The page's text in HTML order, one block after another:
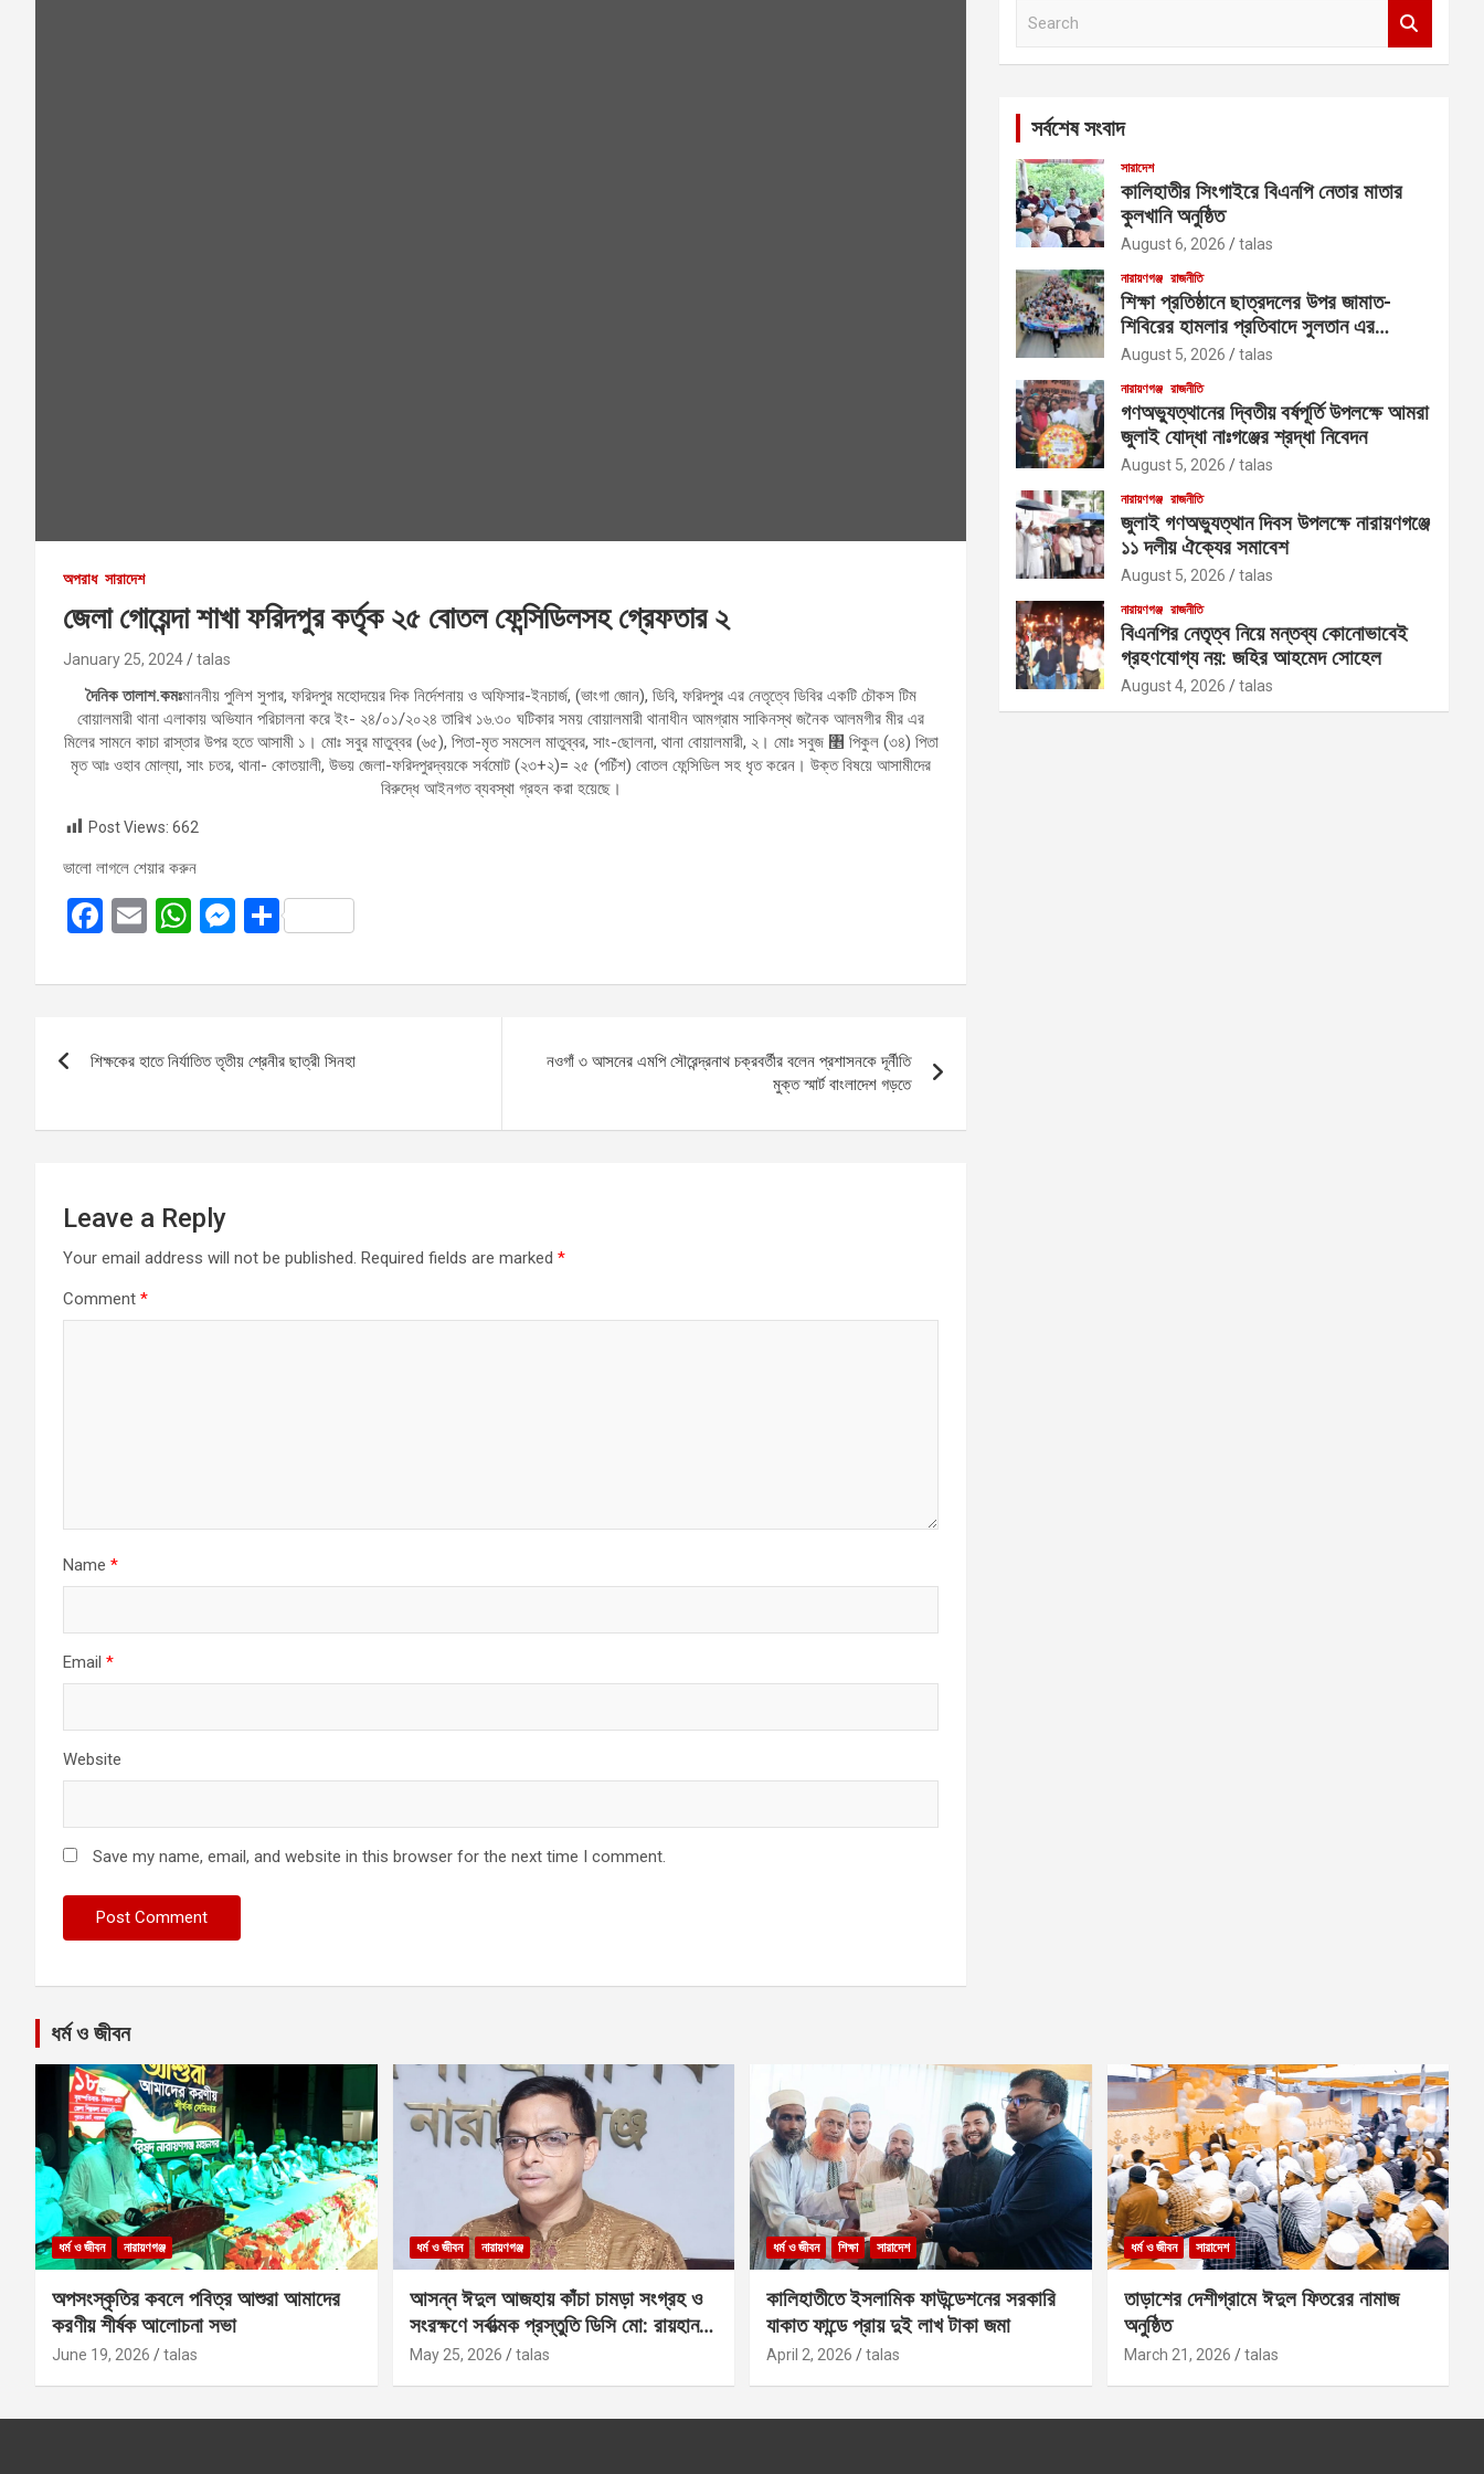
অপরাধ সারাদেশ
জেলা গোয়েন্দা শাখা ফরিদপুর কর্তৃক ২৫ বোতল ফেন্সিডিলসহ গ্রেফতার ২
January 25, 2024 talas
দৈনিক তালাশ.কমঃমাননীয় পুলিশ সুপার, ফরিদপুর মহোদয়ের দিক নির্দেশনায় ও অফিসার-ইনচার্জ, (ভাংগা জোন), ডিবি, ফরিদপুর এর নেতৃত্বে ডিবির একটি চৌকস টিম
বোয়ালমারী থানা এলাকায় অভিযান পরিচালনা করে ইং- ২৪/০১/২০২৪ তারিখ ১৬.৩০ ঘটিকার সময় বোয়ালমারী থানাধীন আমগ্রাম সাকিনস্থ জনৈক আলমগীর মীর এর
মিলের সামনে কাচা রাস্তার উপর হতে আসামী ১। মোঃ সবুর মাতুব্বর (৬৫), পিতা-মৃত সমসেল মাতুব্বর, সাং-ছোলনা, থানা বোয়ালমারী, ২। মোঃ সবুজ ৥ পিকুল (৩৪) পিতা
মৃত আঃ ওহাব মোল্যা, সাং চতর, থানা- কোতয়ালী, উভয় জেলা-ফরিদপুরদ্বয়কে সর্বমোট (২৩+২)= ২৫ (পচিঁশ) বোতল ফেন্সিডিল সহ ধৃত করেন। উক্ত বিষয়ে আসামীদের
বিরুদ্ধে আইনগত ব্যবস্থা গ্রহন করা হয়েছে।
Post Views: 662
ভালো লাগলে শেয়ার করুন
F
ce
o
k
E
ail
W
at
A
p
M
se
g
S
ar
navigation
শিক্ষকের হাতে নির্যাতিত তৃতীয় শ্রেনীর ছাত্রী সিনহা
নওগাঁ ৩ আসনের এমপি সৌরেন্দ্রনাথ চক্রবর্তীর বলেন প্রশাসনকে দূর্নীতি
মুক্ত স্মার্ট বাংলাদেশ গড়তে
Leave a Reply
Your email address will not be published. Required fields are marked *
Comment *
Name *
Email *
Website
Save my name, email, and website in this browser for the next time I comment.
সর্বশেষ সংবাদ
সারাদেশ
কালিহাতীর সিংগাইরে বিএনপি নেতার মাতার
কুলখানি অনুষ্ঠিত
August 6, 2026 talas
নারায়ণগঞ্জ রাজনীতি
শিক্ষা প্রতিষ্ঠানে ছাত্রদলের উপর জামাত-
শিবিরের হামলার প্রতিবাদে সুলতান এর
নেতৃত্বে বিক্ষোভ
August 5, 2026 talas
নারায়ণগঞ্জ রাজনীতি
গণঅভ্যুত্থানের দ্বিতীয় বর্ষপূর্তি উপলক্ষে আমরা
জুলাই যোদ্ধা নাঃগঞ্জের শ্রদ্ধা নিবেদন
August 5, 2026 talas
নারায়ণগঞ্জ রাজনীতি
জুলাই গণঅভ্যুত্থান দিবস উপলক্ষে নারায়ণগঞ্জে
১১ দলীয় ঐক্যের সমাবেশ
August 5, 2026 talas
নারায়ণগঞ্জ রাজনীতি
বিএনপির নেতৃত্ব নিয়ে মন্তব্য কোনোভাবেই
গ্রহণযোগ্য নয়: জহির আহমেদ সোহেল
August 4, 2026 talas
ধর্ম ও জীবন
ধর্ম ও জীবন নারায়ণগঞ্জ
অপসংস্কৃতির কবলে পবিত্র আশুরা আমাদের
করণীয় শীর্ষক আলোচনা সভা
June 19, 2026 talas
ধর্ম ও জীবন নারায়ণগঞ্জ
আসন্ন ঈদুল আজহায় কাঁচা চামড়া সংগ্রহ ও
সংরক্ষণে সর্বাত্মক প্রস্তুতি ডিসি মো: রায়হান
কবির
May 25, 2026 talas
ধর্ম ও জীবন শিক্ষা সারাদেশ
কালিহাতীতে ইসলামিক ফাউন্ডেশনের সরকারি
যাকাত ফান্ডে প্রায় দুই লাখ টাকা জমা
April 2, 2026 talas
ধর্ম ও জীবন সারাদেশ
তাড়াশের দেশীগ্রামে ঈদুল ফিতরের নামাজ
অনুষ্ঠিত
March 21, 2026 talas